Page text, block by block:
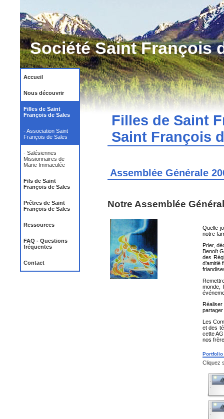
Société Saint François
Accueil
Nous découvrir
Filles de Saint
François de Sales
- Association Saint
François de Sales
- Salésiennes
Missionnaires de
Marie Immaculée
Fils de Saint
François de Sales
Prêtres de Saint
François de Sales
Ressources
FAQ - Questions
fréquentes
Contact
Filles de Saint
Saint François
Assemblée Générale
Notre Assemblée
Quelle
notre
Prier,
Benoît
des
monde,
partager
Les
et des
cette
nos
Portfolio
Cliquez